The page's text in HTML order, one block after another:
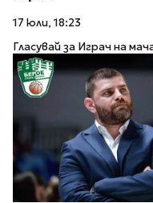
17 юли, 18:23
Гласувай за Играч на